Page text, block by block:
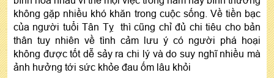
không gặp nhiều khó khăn trong cuộc sống. Về tiền bạc
của người tuổi Tân Tỵ thì cũng chỉ đủ chi tiêu cho bản
thân tuy nhiên về tình cảm lưu ý có người phá hoại
không được tốt dễ sảy ra chi lý và do suy nghĩ nhiều mà
ảnh hưởng tới sức khỏe đau ốm lâu khỏi